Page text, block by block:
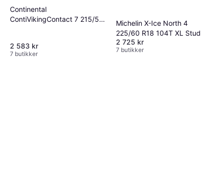
Continental
ContiVikingContact 7 215/50
2 583 kr
7 butikker
Michelin X-Ice North 4
225/60 R18 104T XL Stud
2 725 kr
7 butikker